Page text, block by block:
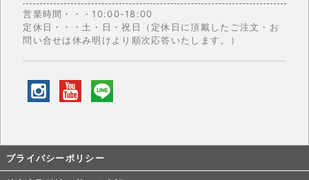
営業時間・・・10:00-18:00
定休日・・・土・日・祝日（定休日に頂戴したご注文・お
問い合せは休み明けより順次応答いたします。）
プライバシーポリシー